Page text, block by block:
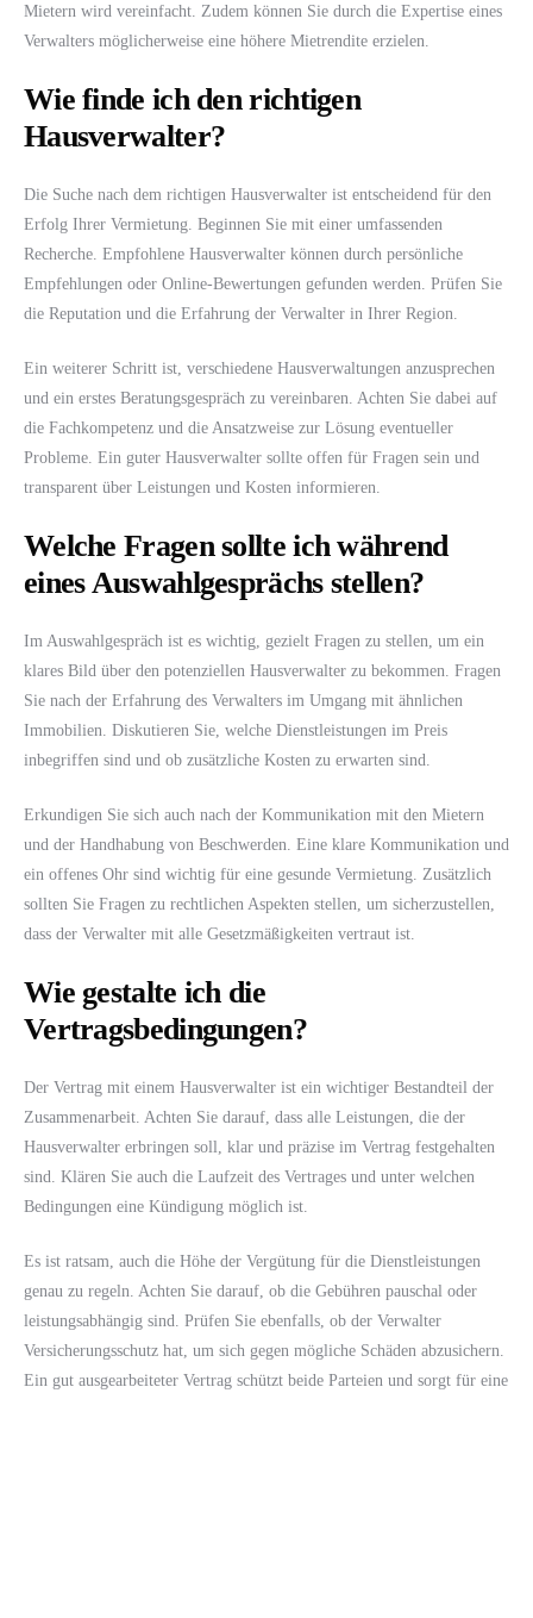
Mietern wird vereinfacht. Zudem können Sie durch die Expertise eines
Verwalters möglicherweise eine höhere Mietrendite erzielen.
Wie finde ich den richtigen
Hausverwalter?
Die Suche nach dem richtigen Hausverwalter ist entscheidend für den
Erfolg Ihrer Vermietung. Beginnen Sie mit einer umfassenden
Recherche. Empfohlene Hausverwalter können durch persönliche
Empfehlungen oder Online-Bewertungen gefunden werden. Prüfen Sie
die Reputation und die Erfahrung der Verwalter in Ihrer Region.
Ein weiterer Schritt ist, verschiedene Hausverwaltungen anzusprechen
und ein erstes Beratungsgespräch zu vereinbaren. Achten Sie dabei auf
die Fachkompetenz und die Ansatzweise zur Lösung eventueller
Probleme. Ein guter Hausverwalter sollte offen für Fragen sein und
transparent über Leistungen und Kosten informieren.
Welche Fragen sollte ich während
eines Auswahlgesprächs stellen?
Im Auswahlgespräch ist es wichtig, gezielt Fragen zu stellen, um ein
klares Bild über den potenziellen Hausverwalter zu bekommen. Fragen
Sie nach der Erfahrung des Verwalters im Umgang mit ähnlichen
Immobilien. Diskutieren Sie, welche Dienstleistungen im Preis
inbegriffen sind und ob zusätzliche Kosten zu erwarten sind.
Erkundigen Sie sich auch nach der Kommunikation mit den Mietern
und der Handhabung von Beschwerden. Eine klare Kommunikation und
ein offenes Ohr sind wichtig für eine gesunde Vermietung. Zusätzlich
sollten Sie Fragen zu rechtlichen Aspekten stellen, um sicherzustellen,
dass der Verwalter mit alle Gesetzmäßigkeiten vertraut ist.
Wie gestalte ich die
Vertragsbedingungen?
Der Vertrag mit einem Hausverwalter ist ein wichtiger Bestandteil der
Zusammenarbeit. Achten Sie darauf, dass alle Leistungen, die der
Hausverwalter erbringen soll, klar und präzise im Vertrag festgehalten
sind. Klären Sie auch die Laufzeit des Vertrages und unter welchen
Bedingungen eine Kündigung möglich ist.
Es ist ratsam, auch die Höhe der Vergütung für die Dienstleistungen
genau zu regeln. Achten Sie darauf, ob die Gebühren pauschal oder
leistungsabhängig sind. Prüfen Sie ebenfalls, ob der Verwalter
Versicherungsschutz hat, um sich gegen mögliche Schäden abzusichern.
Ein gut ausgearbeiteter Vertrag schützt beide Parteien und sorgt für eine